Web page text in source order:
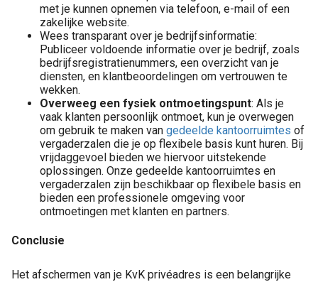
met je kunnen opnemen via telefoon, e-mail of een
zakelijke website.
Wees transparant over je bedrijfsinformatie:
Publiceer voldoende informatie over je bedrijf, zoals
bedrijfsregistratienummers, een overzicht van je
diensten, en klantbeoordelingen om vertrouwen te
wekken.
Overweeg een fysiek ontmoetingspunt: Als je
vaak klanten persoonlijk ontmoet, kun je overwegen
om gebruik te maken van gedeelde kantoorruimtes of
vergaderzalen die je op flexibele basis kunt huren. Bij
vrijdaggevoel bieden we hiervoor uitstekende
oplossingen. Onze gedeelde kantoorruimtes en
vergaderzalen zijn beschikbaar op flexibele basis en
bieden een professionele omgeving voor
ontmoetingen met klanten en partners.
Conclusie
Het afschermen van je KvK privéadres is een belangrijke